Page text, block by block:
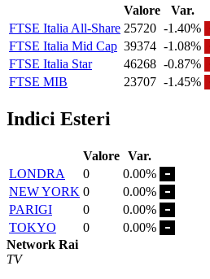
Valore
Var.
FTSE Italia All-Share 25720 -1.40%
FTSE Italia Mid Cap 39374 -1.08%
FTSE Italia Star
46268 -0.87%
FTSE MIB
23707 -1.45%
Indici Esteri
Valore Var.
LONDRA
0
0.00%
NEW YORK 0
0.00%
PARIGI
0
0.00%
TOKYO
0
0.00%
Network Rai
TV